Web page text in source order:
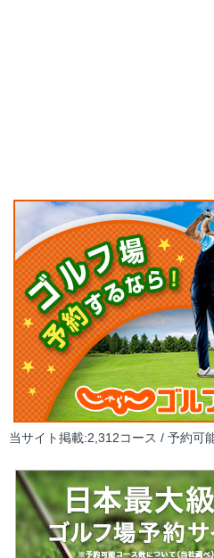
当サイト掲載:2,312コース / 予約可